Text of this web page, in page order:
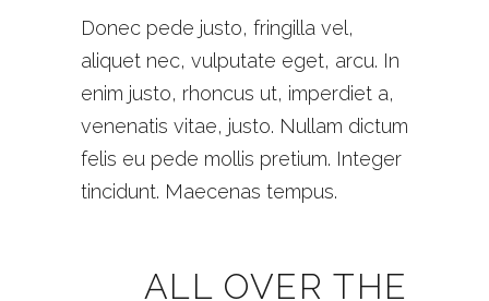
Donec pede justo, fringilla vel,
aliquet nec, vulputate eget, arcu. In
enim justo, rhoncus ut, imperdiet a,
venenatis vitae, justo. Nullam dictum
felis eu pede mollis pretium. Integer
tincidunt. Maecenas tempus.
ALL OVER THE